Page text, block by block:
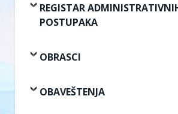
REGISTAR
POSTUPAKA
OBRASCI
OBAVEŠTENJA